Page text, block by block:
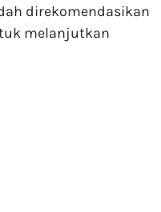
direkomendasikan
melanjutkan